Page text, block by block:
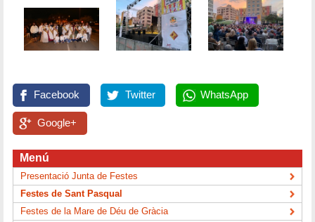
Facebook Twitter WhatsApp
Google+
Menú
Presentació Junta de Festes
Festes de Sant Pasqual
Festes de la Mare de Déu de Gràcia